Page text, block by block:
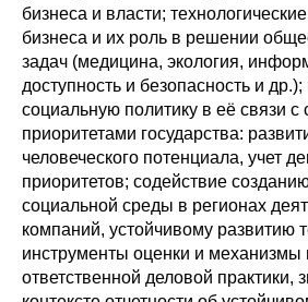
бизнеса и власти;
бизнеса и их роль в решении
задач (медицина, экология,
доступность и безопасность и
социальную политику в её связи
приоритетами государства:
человеческого потенциала, учет
приоритетов; содействие
социальной среды в регионах
компаний, устойчивому развитию
инструменты оценки и механизмы
ответственной деловой практики,